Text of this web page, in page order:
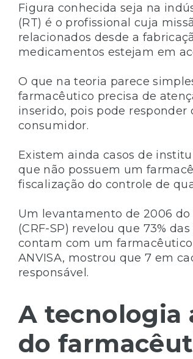
Figura conhecida seja na
(RT) é o profissional cuja
relacionados desde a
medicamentos estejam em
O que na teoria parece
farmacêutico precisa de
inserido, pois pode
consumidor.
Existem ainda casos de
que não possuem um
fiscalização do controle de
Um levantamento de 2006 do
(CRF-SP) revelou que 73%
contam com um
ANVISA, mostrou que 7 em
responsável.
A tecnologia
do